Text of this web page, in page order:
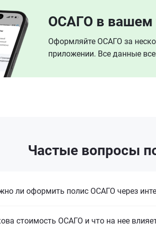
ОСАГО в вашем
Оформляйте ОСАГО за
приложении. Все данные
Частые вопросы
ли оформить полис ОСАГО через
стоимость ОСАГО и что на нее